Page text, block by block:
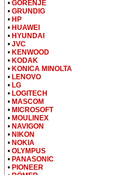
• GORENJE
• GRUNDIG
• HP
• HUAWEI
• HYUNDAI
• JVC
• KENWOOD
• KODAK
• KONICA MINOLTA
• LENOVO
• LG
• LOGITECH
• MASCOM
• MICROSOFT
• MOULINEX
• NAVIGON
• NIKON
• NOKIA
• OLYMPUS
• PANASONIC
• PIONEER